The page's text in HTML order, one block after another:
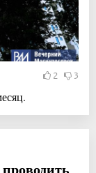
2 3